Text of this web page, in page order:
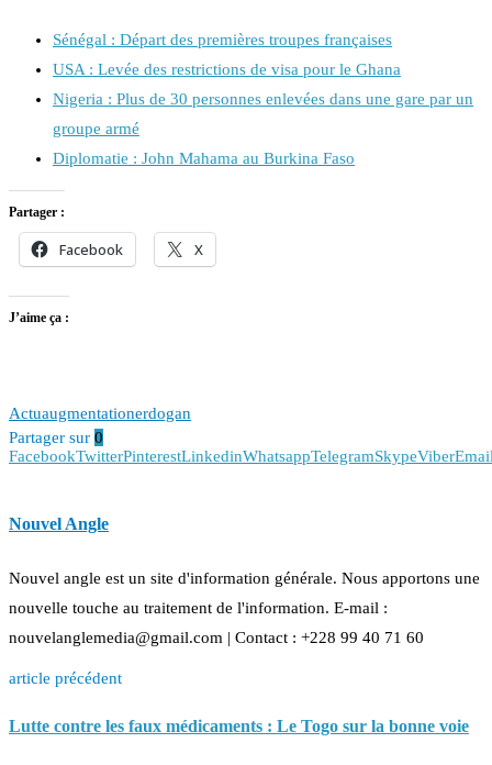
Sénégal : Départ des premières troupes françaises
USA : Levée des restrictions de visa pour le Ghana
Nigeria : Plus de 30 personnes enlevées dans une gare par un
groupe armé
Diplomatie : John Mahama au Burkina Faso
Partager :
Facebook X
J’aime ça :
Actuaugmentationerdogan
Partager sur 0
FacebookTwitterPinterestLinkedinWhatsappTelegramSkypeViber
Nouvel Angle
Nouvel angle est un site d'information générale. Nous apportons une
nouvelle touche au traitement de l'information. E-mail :
nouvelanglemedia@gmail.com | Contact : +228 99 40 71 60
article précédent
Lutte contre les faux médicaments : Le Togo sur la bonne voie